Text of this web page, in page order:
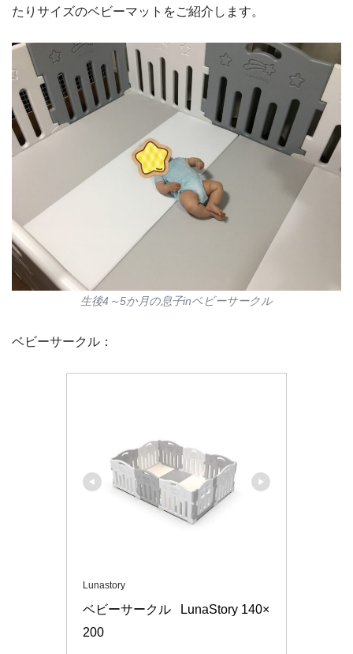
たりサイズのベビーマットをご紹介します。
生後4～5か月の息子inベビーサークル
ベビーサークル：
Lunastory
ベビーサークル   LunaStory 140×
200